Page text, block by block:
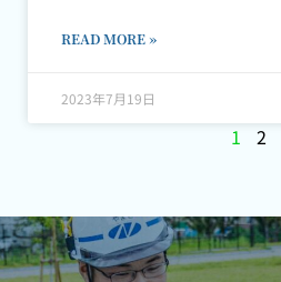
READ MORE »
2023年7月19日
1 2